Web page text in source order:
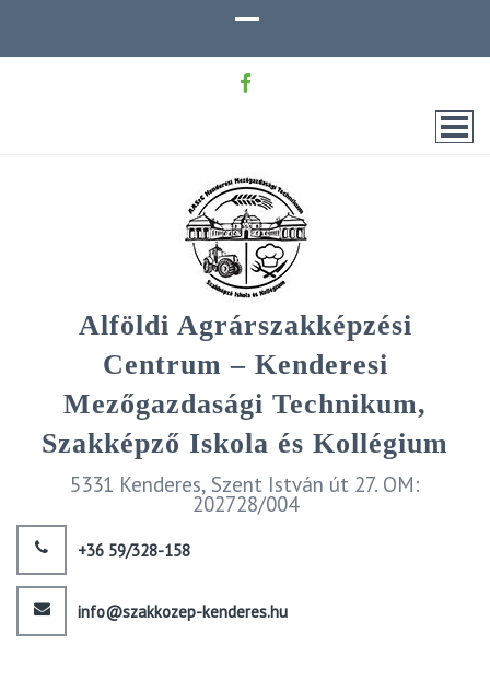
Alföldi Agrárszakképzési
Centrum – Kenderesi
Mezőgazdasági Technikum,
Szakképző Iskola és Kollégium
5331 Kenderes, Szent István út 27. OM:
202728/004
+36 59/328-158
info@szakkozep-kenderes.hu